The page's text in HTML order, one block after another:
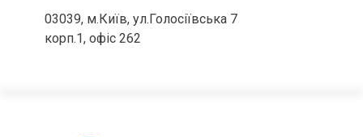
03039, м.Київ, ул.Голосіївська 7
корп.1, офіс 262